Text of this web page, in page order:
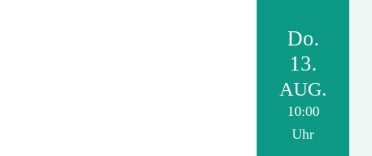
Do.
13.
AUG.
10:00
Uhr